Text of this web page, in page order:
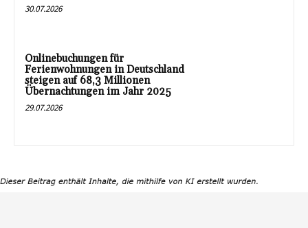
30.07.2026
Onlinebuchungen für
Ferienwohnungen in Deutschland
steigen auf 68,3 Millionen
Übernachtungen im Jahr 2025
29.07.2026